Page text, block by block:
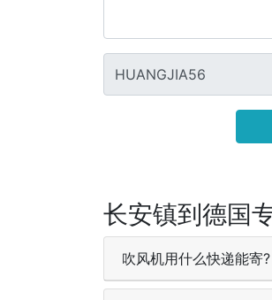
HUANGJIA56
长安镇到德国
吹风机用什么快递能寄?